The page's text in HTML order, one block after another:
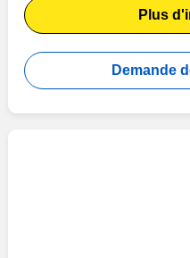
Plus
Demande